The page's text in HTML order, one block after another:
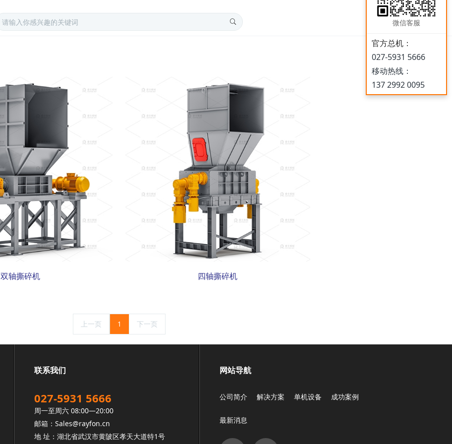
r
c
h
双轴撕碎机 四轴撕碎机
上一页 1 下一页
联系我们
027-5931 5666
周一至周六 08:00—20:00
邮箱：Sales@rayfon.cn
地 址：湖北省武汉市黄陂区孝天大道特1号
网站导航
公司简介 解决方案 单机设备 成功案例
最新消息
微信客服
官方总机：
027-5931 5666
移动热线：
137 2992 0095